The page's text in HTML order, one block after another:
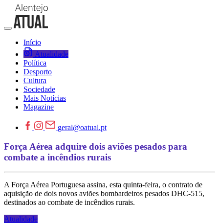
Início
Atualidade
Política
Desporto
Cultura
Sociedade
Mais Notícias
Magazine
geral@oatual.pt
Força Aérea adquire dois aviões pesados para
combate a incêndios rurais
A Força Aérea Portuguesa assina, esta quinta-feira, o contrato de
aquisição de dois novos aviões bombardeiros pesados DHC-515,
destinados ao combate de incêndios rurais.
Atualidade